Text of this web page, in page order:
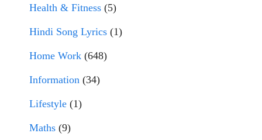
Health & Fitness (5)
Hindi Song Lyrics (1)
Home Work (648)
Information (34)
Lifestyle (1)
Maths (9)